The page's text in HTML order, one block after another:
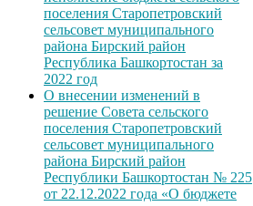
поселения Старопетровский
сельсовет муниципального
района Бирский район
Республика Башкортостан за
2022 год
О внесении изменений в
решение Совета сельского
поселения Старопетровский
сельсовет муниципального
района Бирский район
Республики Башкортостан № 225
от 22.12.2022 года «О бюджете